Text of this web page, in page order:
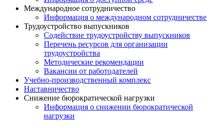
Международное сотрудничество
Информация о международном сотрудничестве
Трудоустройство выпускников
Содействие трудоустройству выпускников
Перечень ресурсов для организации
трудоустройства
Методические рекомендации
Вакансии от работодателей
Учебно-производственный комплекс
Наставничество
Снижение бюрократической нагрузки
Информация о снижении бюрократической
нагрузки